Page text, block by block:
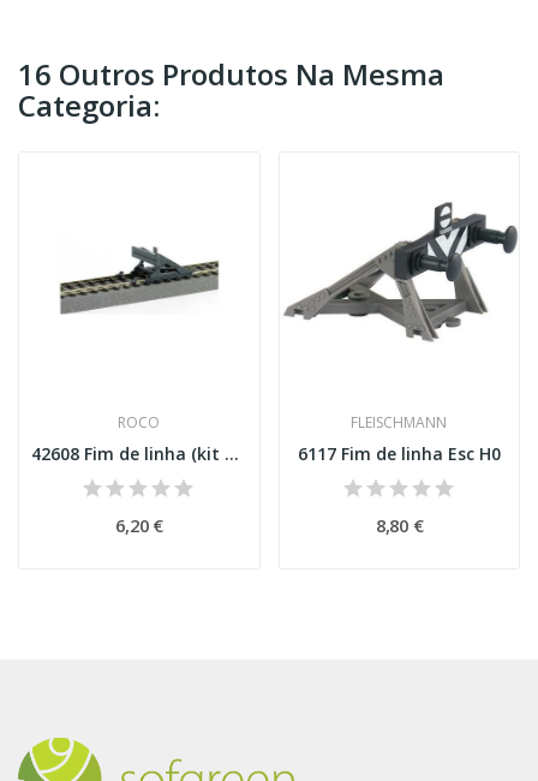
16 Outros Produtos Na Mesma
Categoria:
ROCO
42608 Fim de linha (kit de construção) Esc H0
6,20 €
FLEISCHMANN
6117 Fim de linha Esc H0
8,80 €